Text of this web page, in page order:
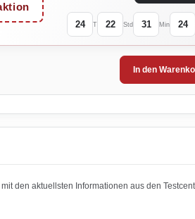
24 T 22 Std 31 Min 24
In den
den aktuellsten Informationen aus den